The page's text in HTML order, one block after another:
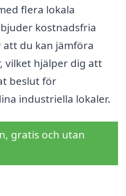
flera lokala
kostnadsfria
du kan jämföra
vilket hjälper dig att
beslut för
industriella lokaler.
gratis och utan